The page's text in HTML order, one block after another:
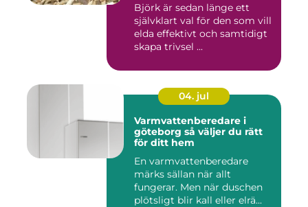
Björk är sedan länge ett
självklart val för den som vill
elda effektivt och samtidigt
skapa trivsel ...
04. jul
Varmvattenberedare i
göteborg så väljer du rätt
för ditt hem
En varmvattenberedare
märks sällan när allt
fungerar. Men när duschen
plötsligt blir kall eller elrä...